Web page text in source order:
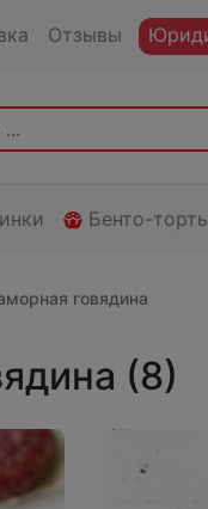
Отзывы
Бенто-
говядина
(8)